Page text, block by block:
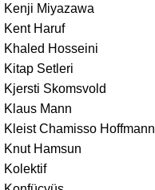
Kenji Miyazawa
Kent Haruf
Khaled Hosseini
Kitap Setleri
Kjersti Skomsvold
Klaus Mann
Kleist Chamisso Hoffmann
Knut Hamsun
Kolektif